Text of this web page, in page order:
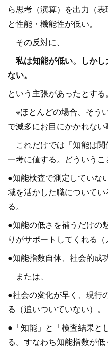
ら思考（演算）を出力（
と性能・機能性が低い。
その反対に、
私は知能が低い。しか
ない。
という主張があったとする
※ほとんどの場合、そう
で滅多にお目にかかれない
これだけでは「知能は関
一考に値する。どういうこ
●知能検査で測定していな
域を活かした職について
る。
●知能の低さを補うだけの
りがサポートしてくれる（
●知能指数自体、社会的成
または、
●社会の変化が早く、現行
る（追いついていない）。
●「知能」と「検査結果と
る。すなわち知能指数が